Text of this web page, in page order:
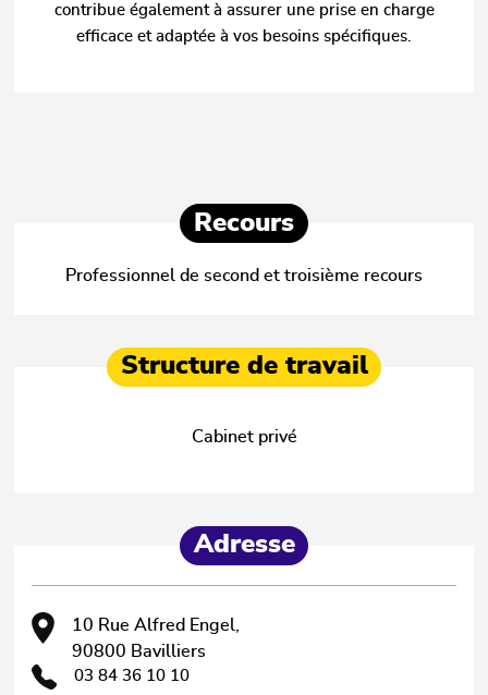
contribue également à assurer une prise en charge
efficace et adaptée à vos besoins spécifiques.
Recours
Professionnel de second et troisième recours
Structure de travail
Cabinet privé
Adresse
10 Rue Alfred Engel,
90800 Bavilliers
03 84 36 10 10